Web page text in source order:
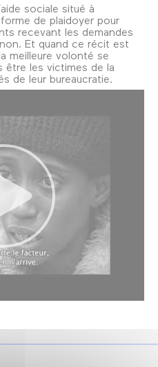
sociale situé à
de plaidoyer pour
recevant les demandes
Et quand ce récit est
meilleure volonté se
être les victimes de la
de leur bureaucratie.